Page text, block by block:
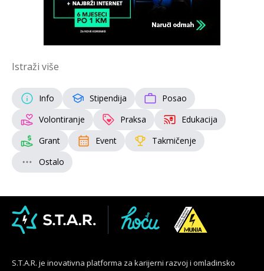
Istraži više
Info Stipendija
Posao
Volontiranje
Praksa
Edukacija
Grant
Event
Takmičenje
Ostalo
S.T.A.R. je inovativna platforma za karijerni razvoj i omladinsko